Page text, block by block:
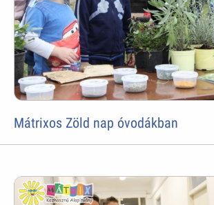
Mátrixos Zöld nap óvodákban